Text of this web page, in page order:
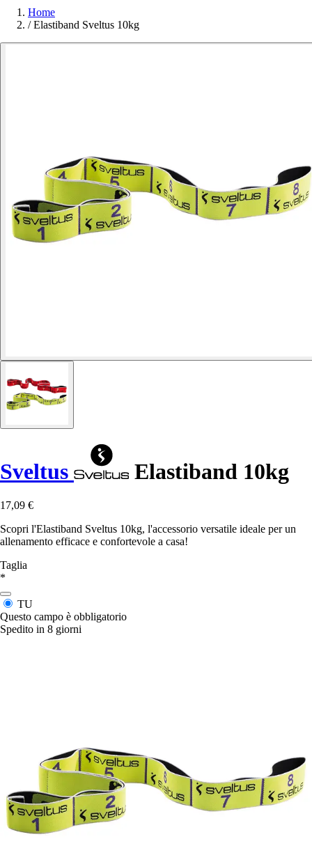
Home
/ Elastiband Sveltus 10kg
Sveltus Elastiband 10kg
17,09 €
Scopri l'Elastiband Sveltus 10kg, l'accessorio versatile ideale per un
allenamento efficace e confortevole a casa!
Taglia
*
TU
Questo campo è obbligatorio
Spedito in 8 giorni